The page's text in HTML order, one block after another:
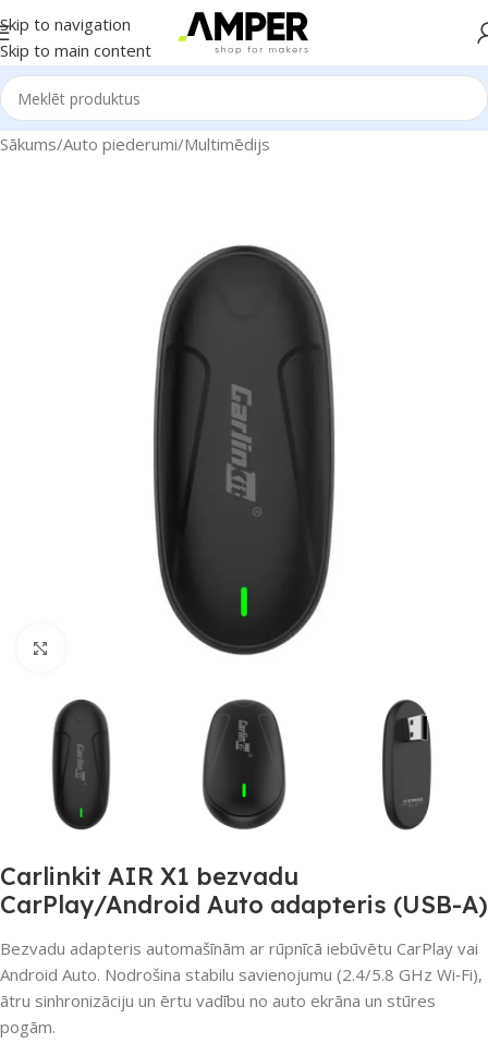
Skip to navigation
Skip to main content
Sākums/Auto piederumi/Multimēdijs
Noklikšķiniet, lai palielinātu
Carlinkit AIR X1 bezvadu
CarPlay/Android Auto adapteris (USB-A)
Bezvadu adapteris automašīnām ar rūpnīcā iebūvētu CarPlay vai
Android Auto. Nodrošina stabilu savienojumu (2.4/5.8 GHz Wi‑Fi),
ātru sinhronizāciju un ērtu vadību no auto ekrāna un stūres
pogām.